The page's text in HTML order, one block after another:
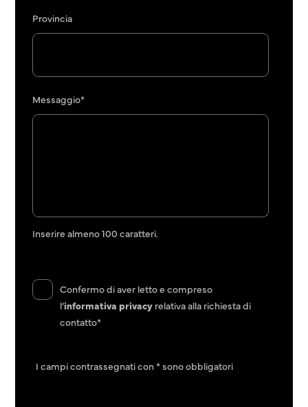
Provincia
Messaggio*
Inserire almeno 100 caratteri.
Confermo di aver letto e compreso
l’informativa privacy relativa alla richiesta di
contatto*
I campi contrassegnati con * sono obbligatori